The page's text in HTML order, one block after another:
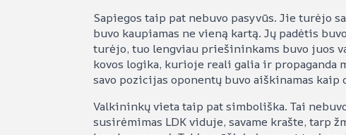
Sapiegos taip pat nebuvo pasyvūs. Jie turėjo
buvo kaupiamas ne vieną kartą. Jų padėtis
turėjo, tuo lengviau priešininkams buvo juos
kovos logika, kurioje reali galia ir propaganda
savo pozicijas oponentų buvo aiškinamas kaip
Valkininkų vieta taip pat simboliška. Tai
susirėmimas LDK viduje, savame krašte,